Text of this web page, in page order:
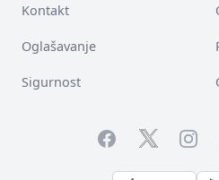
Kontakt
Oglašavanje
Sigurnost
FacebookTwitter